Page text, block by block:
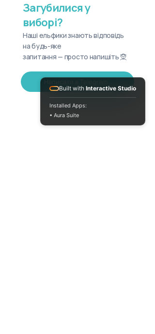
Загубилися у
виборі?
Наші ельфики знають відповідь
на будь-яке
запитання — просто напишіть 🧝
Написати в Telegram
Built with Interactive Studio
Installed Apps:
• Aura Suite